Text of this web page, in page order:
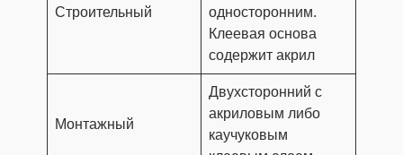
Строительный
односторонним.
Клеевая основа
содержит акрил
Монтажный
Двухсторонний с
акриловым либо
каучуковым